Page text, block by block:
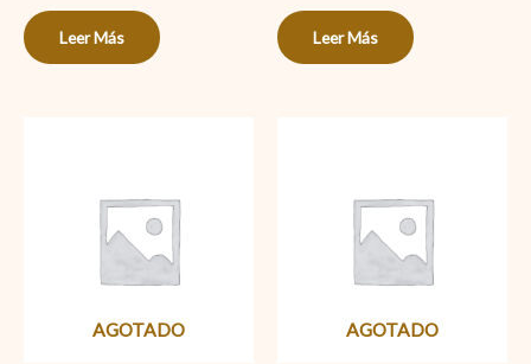
Leer Más Leer Más
AGOTADO AGOTADO